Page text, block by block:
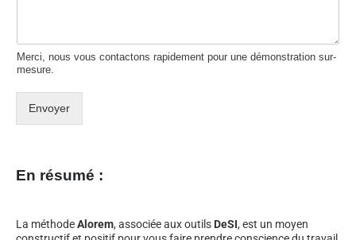
Merci, nous vous contactons rapidement pour une démonstration sur-
mesure.
Envoyer
En résumé :
La méthodeAlorem, associée aux outils DeSI, est un moyen